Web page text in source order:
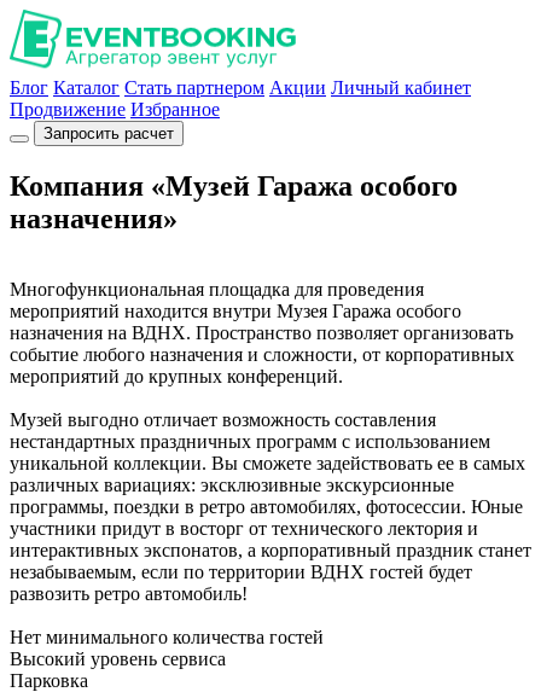
Блог Каталог Стать партнером Акции Личный кабинет
Продвижение Избранное
Запросить расчет
Компания «Музей Гаража особого
назначения»
Многофункциональная площадка для проведения
мероприятий находится внутри Музея Гаража особого
назначения на ВДНХ. Пространство позволяет организовать
событие любого назначения и сложности, от корпоративных
мероприятий до крупных конференций.
Музей выгодно отличает возможность составления
нестандартных праздничных программ с использованием
уникальной коллекции. Вы сможете задействовать ее в самых
различных вариациях: эксклюзивные экскурсионные
программы, поездки в ретро автомобилях, фотосессии. Юные
участники придут в восторг от технического лектория и
интерактивных экспонатов, а корпоративный праздник станет
незабываемым, если по территории ВДНХ гостей будет
развозить ретро автомобиль!
Нет минимального количества гостей
Высокий уровень сервиса
Парковка